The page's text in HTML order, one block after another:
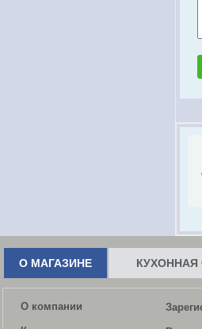
О МАГАЗИНЕ КУХОННАЯ
О компании